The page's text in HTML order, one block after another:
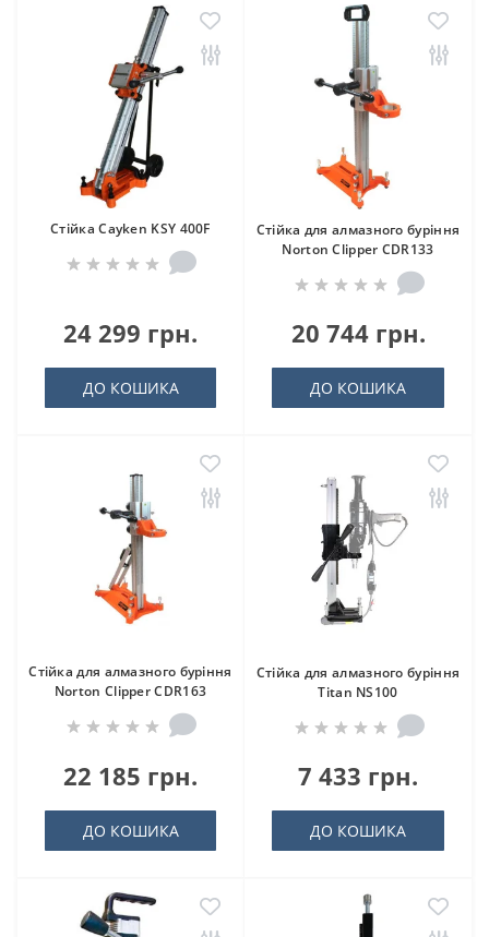
Стійка Cayken KSY 400F
24 299 грн.
ДО КОШИКА
Стійка для алмазного буріння
Norton Clipper CDR133
20 744 грн.
ДО КОШИКА
Стійка для алмазного буріння
Norton Clipper CDR163
22 185 грн.
ДО КОШИКА
Стійка для алмазного буріння
Titan NS100
7 433 грн.
ДО КОШИКА